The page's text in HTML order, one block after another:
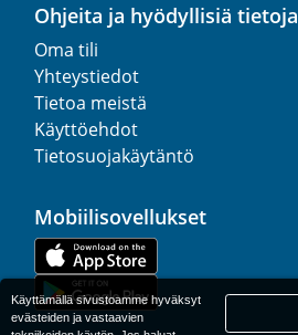
Ohjeita ja hyödyllisiä tietoja
Oma tili
Yhteystiedot
Tietoa meistä
Käyttöehdot
Tietosuojakäytäntö
Mobiilisovellukset
Käyttämällä sivustoamme hyväksyt
evästeiden ja vastaavien